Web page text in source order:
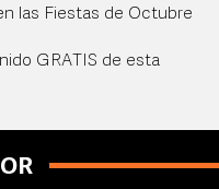
las Fiestas de Octubre
GRATIS de esta